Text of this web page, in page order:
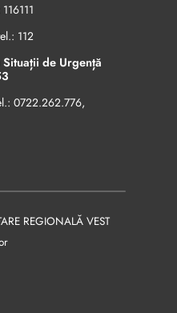
116111
112
de Urgență
0722.262.776,
REGIONALĂ VEST